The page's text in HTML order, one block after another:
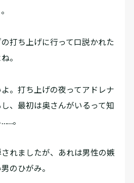
打ち上げに行って口説かれた
。
。打ち上げの夜ってアドレナ
、最初は奥さんがいるって知
。
れましたが、あれは男性の嫉
のひがみ。